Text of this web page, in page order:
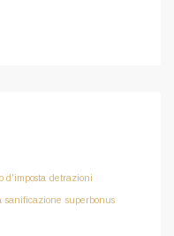
d'imposta detrazioni
sanificazione superbonus